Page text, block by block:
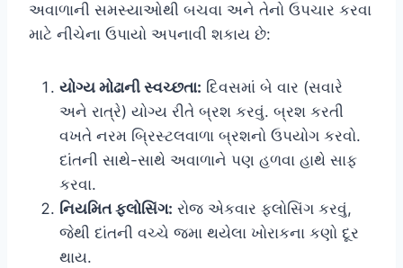
અવાળાની સમસ્યાઓથી બચવા અને તેનો ઉપચાર કરવા
માટે નીચેના ઉપાયો અપનાવી શકાય છે:
યોગ્ય મોઢાની સ્વચ્છતા: દિવસમાં બે વાર (સવારે
અને રાત્રે) યોગ્ય રીતે બ્રશ કરવું. બ્રશ કરતી
વખતે નરમ બ્રિસ્ટલવાળા બ્રશનો ઉપયોગ કરવો.
દાંતની સાથે-સાથે અવાળાને પણ હળવા હાથે સાફ
કરવા.
નિયમિત ફ્લોસિંગ: રોજ એકવાર ફ્લોસિંગ કરવું,
જેથી દાંતની વચ્ચે જમા થયેલા ખોરાકના કણો દૂર
થાય.